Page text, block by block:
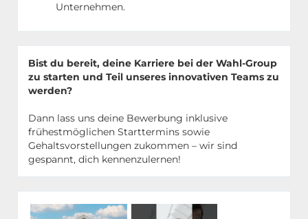
Unternehmen.
Bist du bereit, deine Karriere bei der Wahl-Group
zu starten und Teil unseres innovativen Teams zu
werden?
Dann lass uns deine Bewerbung inklusive
frühestmöglichen Starttermins sowie
Gehaltsvorstellungen zukommen – wir sind
gespannt, dich kennenzulernen!